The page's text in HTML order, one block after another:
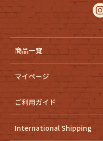
商品一覧
マイページ
ご利用ガイド
International Shipping